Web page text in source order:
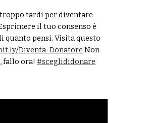
tardi per diventare
il tuo consenso è
quanto pensi. Visita questo
Diventa-Donatore ​ Non
fallo ora! #sceglididonare